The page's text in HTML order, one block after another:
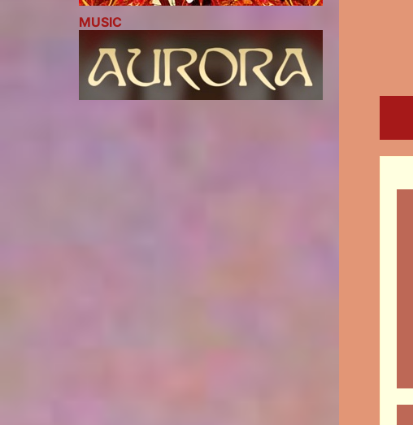
MUSIC